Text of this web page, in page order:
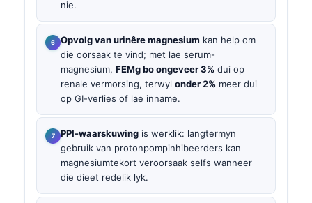
nie.
Opvolg van urinêre magnesium kan help om
die oorsaak te vind; met lae serum-
magnesium, FEMg bo ongeveer 3% dui op
renale vermorsing, terwyl onder 2% meer dui
op GI-verlies of lae inname.
PPI-waarskuwing is werklik: langtermyn
gebruik van protonpompinhibeerders kan
magnesiumtekort veroorsaak selfs wanneer
die dieet redelik lyk.